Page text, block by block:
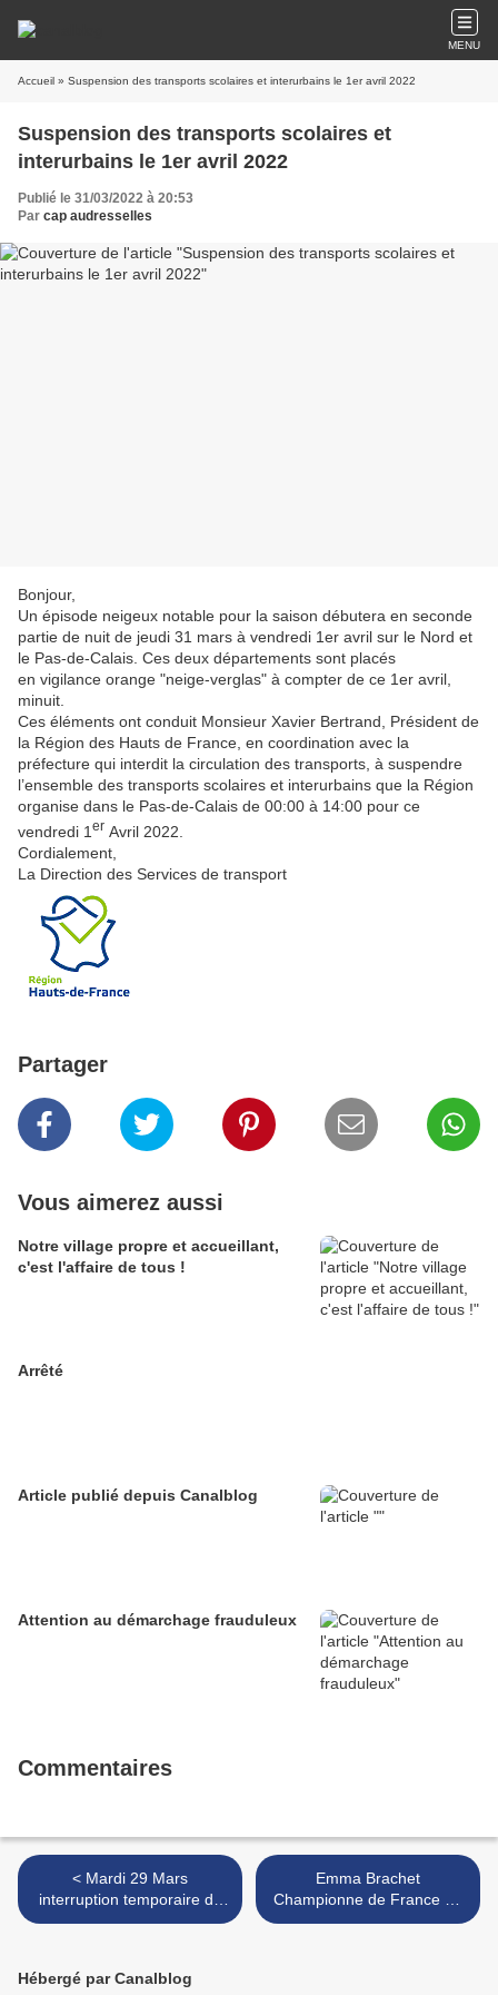
MENU
Accueil » Suspension des transports scolaires et interurbains le 1er avril 2022
Suspension des transports scolaires et
interurbains le 1er avril 2022
Publié le 31/03/2022 à 20:53
Par cap audresselles
Bonjour,
Un épisode neigeux notable pour la saison débutera en seconde
partie de nuit de jeudi 31 mars à vendredi 1er avril sur le Nord et
le Pas-de-Calais. Ces deux départements sont placés
en vigilance orange "neige-verglas" à compter de ce 1er avril,
minuit.
Ces éléments ont conduit Monsieur Xavier Bertrand, Président de
la Région des Hauts de France, en coordination avec la
préfecture qui interdit la circulation des transports, à suspendre
l’ensemble des transports scolaires et interurbains que la Région
organise dans le Pas-de-Calais de 00:00 à 14:00 pour ce
vendredi 1 er Avril 2022
Cordialement,
La Direction des Services de transport
Partager
Vous aimerez aussi
Notre village propre et accueillant,
c'est l'affaire de tous !
Arrêté
Article publié depuis Canalblog
Attention au démarchage frauduleux
Commentaires
< Mardi 29 Mars
interruption temporaire de
la circulation sur les RD 940
Emma Brachet
Championne de France de
Lutte - Catégorie U20 >
Hébergé par Canalblog